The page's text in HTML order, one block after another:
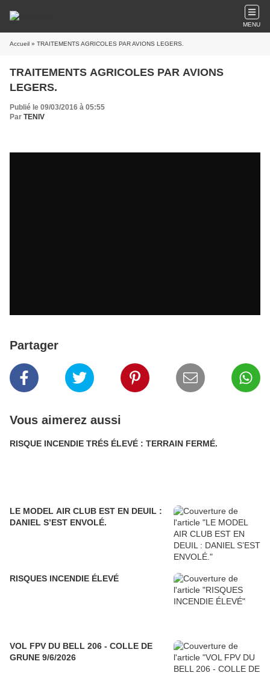
MENU
Accueil » TRAITEMENTS AGRICOLES PAR AVIONS LEGERS.
TRAITEMENTS AGRICOLES PAR AVIONS
LEGERS.
Publié le 09/03/2016 à 05:55
Par TENIV
Partager
Vous aimerez aussi
RISQUE INCENDIE TRÉS ÉLEVÉ : TERRAIN FERMÉ.
LE MODEL AIR CLUB EST EN DEUIL :
DANIEL S’EST ENVOLÉ.
RISQUES INCENDIE ÉLEVÉ
VOL FPV DU BELL 206 - COLLE DE
GRUNE 9/6/2026